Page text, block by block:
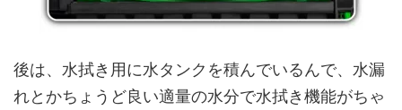
後は、水拭き用に水タンクを積んでいるんで、水漏
れとかちょうど良い適量の水分で水拭き機能がちゃ